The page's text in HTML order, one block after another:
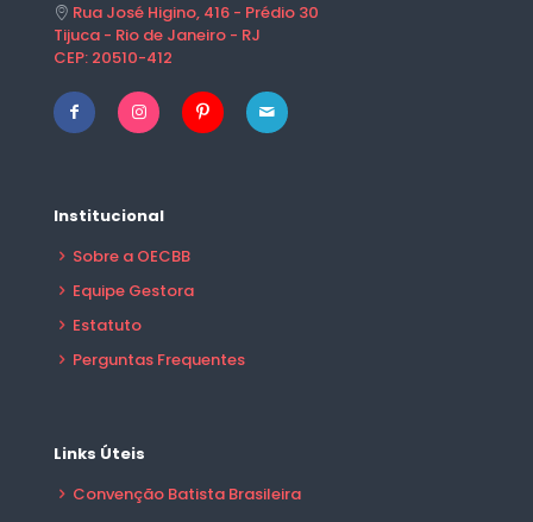
Rua José Higino, 416 - Prédio 30
Tijuca - Rio de Janeiro - RJ
CEP: 20510-412
Institucional
Sobre a OECBB
Equipe Gestora
Estatuto
Perguntas Frequentes
Links Úteis
Convenção Batista Brasileira